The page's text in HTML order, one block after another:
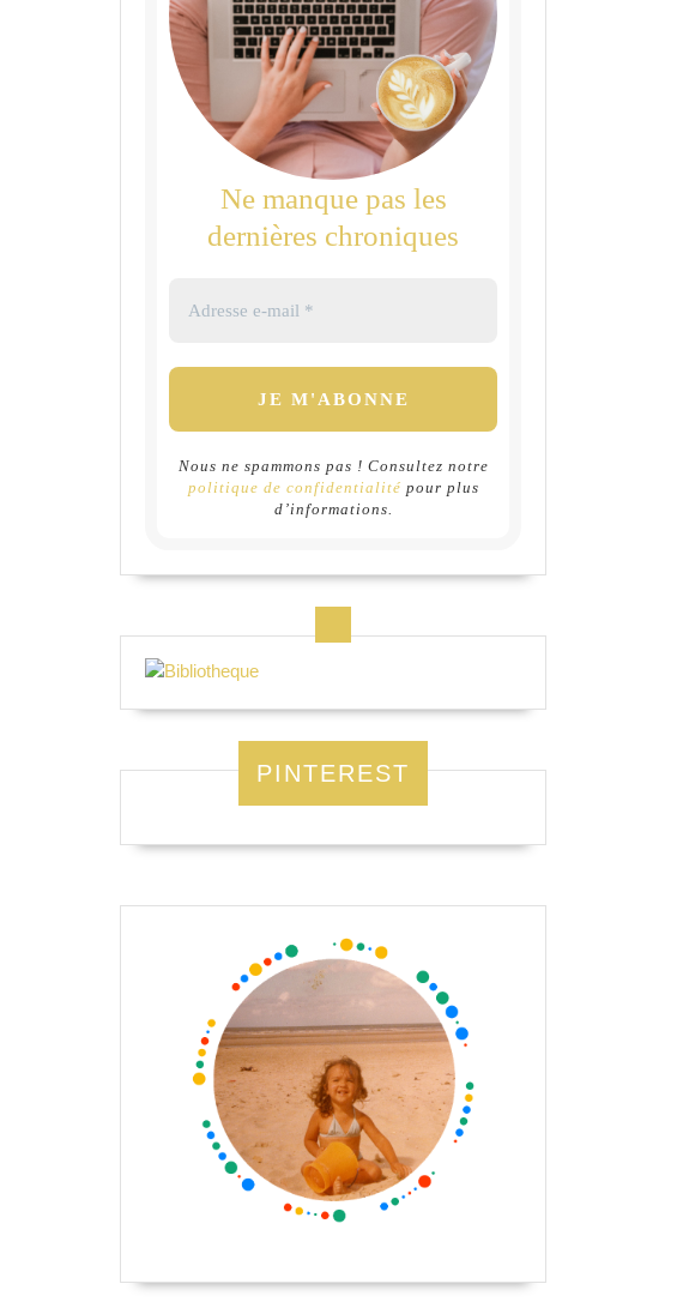
Ne manque pas les
dernières chroniques
Nous ne spammons pas ! Consultez notre
politique de confidentialité pour plus
d’informations.
PINTEREST